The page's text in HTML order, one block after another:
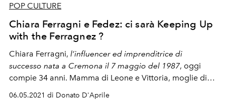
POP CULTURE
Chiara Ferragni e Fedez: ci sarà Keeping Up
with the Ferragnez ?
Chiara Ferragni, l’influencer ed imprenditrice di
successo nata a Cremona il 7 maggio del 1987, oggi
compie 34 anni. Mamma di Leone e Vittoria, moglie di
potrebbe diventare un docu-reality firmato Amazon
06.05.2021 di Donato D'Aprile